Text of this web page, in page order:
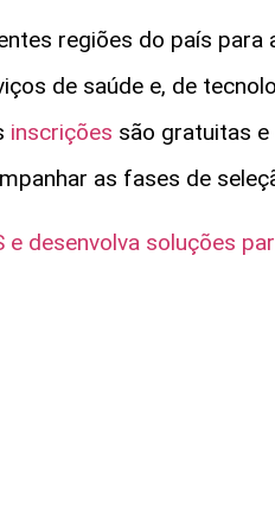
regiões do país para
de saúde e, de
inscrições são gratuitas
as fases de
desenvolva soluções